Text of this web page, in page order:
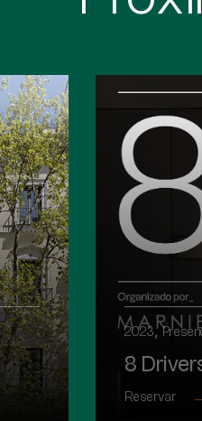
2023,
8
Reservar